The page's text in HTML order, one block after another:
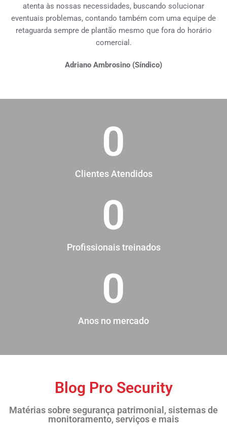
atenta às nossas necessidades, buscando solucionar
eventuais problemas, contando também com uma equipe de
retaguarda sempre de plantão mesmo que fora do horário
comercial.
Adriano Ambrosino (Síndico)
Clientes Atendidos
0
Profissionais treinados
0
Anos no mercado
0
Blog Pro Security
Matérias sobre segurança patrimonial, sistemas de
monitoramento, serviços e mais